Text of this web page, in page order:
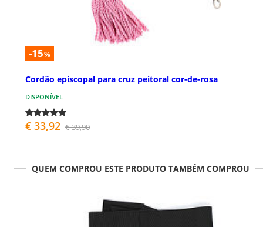
-15%
Cordão episcopal para cruz peitoral cor-de-rosa
DISPONÍVEL
€ 33,92 € 39,90
QUEM COMPROU ESTE PRODUTO TAMBÉM COMPROU